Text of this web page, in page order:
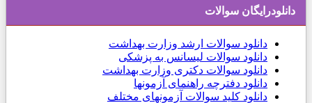
دانلودرایگان سوالات
دانلود سوالات ارشد وزارت بهداشت
دانلود سوالات لیسانس به پزشکی
دانلود سوالات دکتری وزارت بهداشت
دانلود دفترچه راهنمای آزمونها
دانلود کلید سوالات آزمونهای مختلف